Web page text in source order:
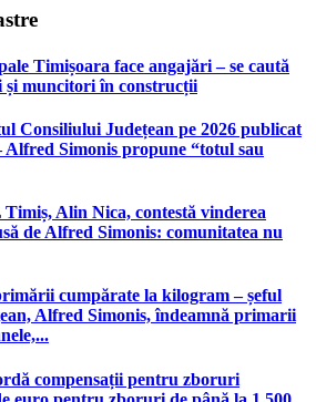
Timișoara face angajări – se caută
și muncitori în construcții
Consiliului Județean pe 2026 publicat
Simonis propune “totul sau
Alin Nica, contestă vinderea
de Alfred Simonis: comunitatea nu
cumpărate la kilogram – șeful
Alfred Simonis, îndeamnă primarii
compensații pentru zboruri